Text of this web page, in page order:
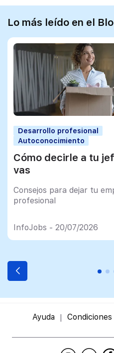
Lo más leído en el
Desarrollo profesional
Autoconocimiento
Cómo decirle a tu
vas
Consejos para dejar tu
profesional
InfoJobs - 20/07/2026
Ayuda Condiciones